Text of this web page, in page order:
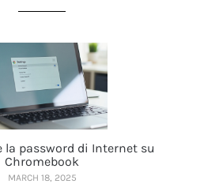
la password di Internet su
Chromebook
MARCH 18, 2025